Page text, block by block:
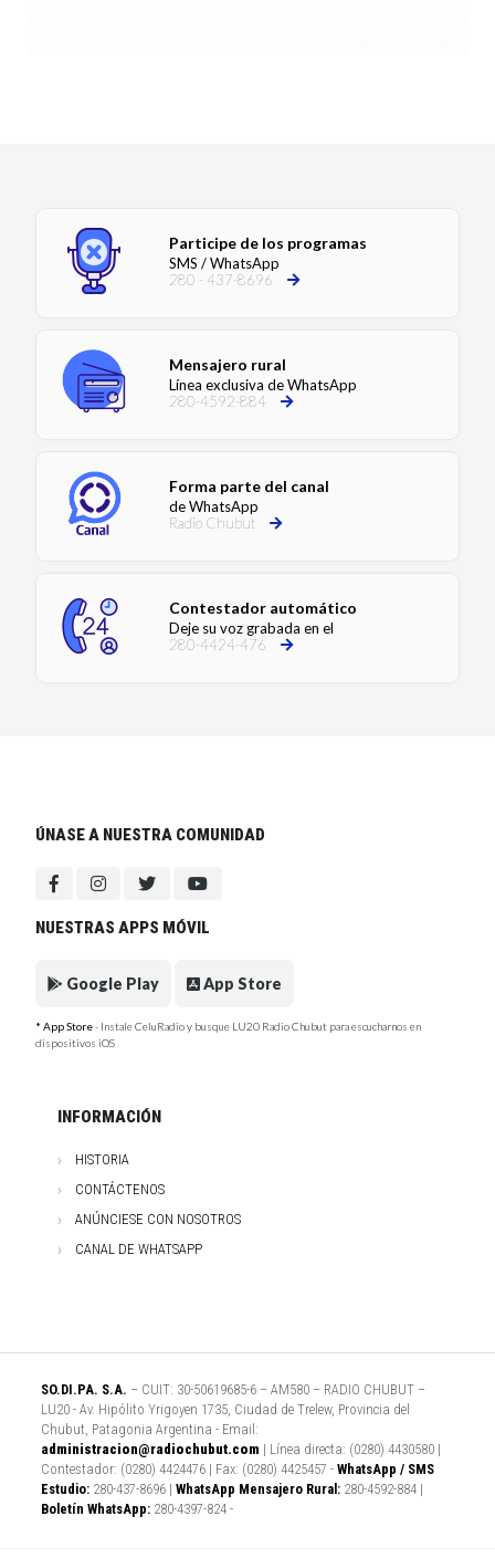
Participe de los programas
SMS / WhatsApp
280 - 437-8696
Mensajero rural
Línea exclusiva de WhatsApp
280-4592-884
Forma parte del canal
de WhatsApp
Radio Chubut
Contestador automático
Deje su voz grabada en el
280-4424-476
ÚNASE A NUESTRA COMUNIDAD
NUESTRAS APPS MÓVIL
Google Play App Store
* App Store- Instale CeluRadio y busque LU20 Radio Chubut para escucharnos en
dispositivos iOS
INFORMACIÓN
HISTORIA
CONTÁCTENOS
ANÚNCIESE CON NOSOTROS
CANAL DE WHATSAPP
SO.DI.PA. S.A. – CUIT: 30-50619685-6 – AM580 – RADIO CHUBUT –
LU20 - Av. Hipólito Yrigoyen 1735, Ciudad de Trelew, Provincia del
Chubut, Patagonia Argentina - Email:
administracion@radiochubut.com | Línea directa: (0280) 4430580 |
Contestador: (0280) 4424476 | Fax: (0280) 4425457 - WhatsApp / SMS
Estudio: 280-437-8696 | WhatsApp Mensajero Rural: 280-4592-884 |
Boletín WhatsApp: 280-4397-824 -